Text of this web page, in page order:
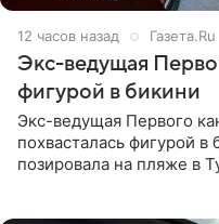
12 часов назад Газета.Ru
Экс-ведущая
фигурой в бикини
Экс-ведущая Первого
похвасталась фигурой
позировала на пляже в